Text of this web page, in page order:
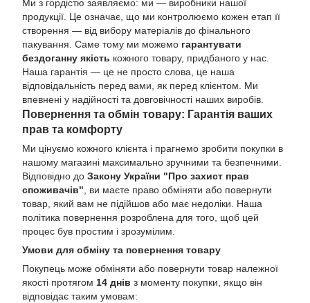
Ми з гордістю заявляємо: ми — виробники нашої
продукції. Це означає, що ми контролюємо кожен етап її
створення — від вибору матеріалів до фінального
пакування. Саме тому ми можемо гарантувати
бездоганну якість кожного товару, придбаного у нас.
Наша гарантія — це не просто слова, це наша
відповідальність перед вами, як перед клієнтом. Ми
впевнені у надійності та довговічності наших виробів.
Повернення та обмін товару: Гарантія ваших
прав та комфорту
Ми цінуємо кожного клієнта і прагнемо зробити покупки в
нашому магазині максимально зручними та безпечними.
Відповідно до Закону України "Про захист прав
споживачів" , ви маєте право обміняти або повернути
товар, який вам не підійшов або має недоліки. Наша
політика повернення розроблена для того, щоб цей
процес був простим і зрозумілим.
Умови для обміну та повернення товару
Покупець може обміняти або повернути товар належної
якості протягом 14 днів з моменту покупки, якщо він
відповідає таким умовам: